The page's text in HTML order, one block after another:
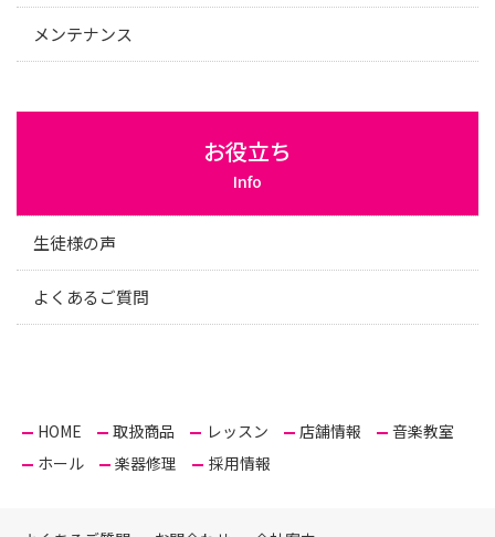
メンテナンス
お役立ち
Info
生徒様の声
よくあるご質問
HOME 取扱商品 レッスン 店舗情報
音楽教室
ホール
楽器修理 採用情報